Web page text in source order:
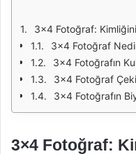
3x4 Fotoğraf:
3x4 Fotoğraf
3x4 Fotoğrafın
3x4 Fotoğraf
3x4 Fotoğrafın
3×4 Fotoğraf: